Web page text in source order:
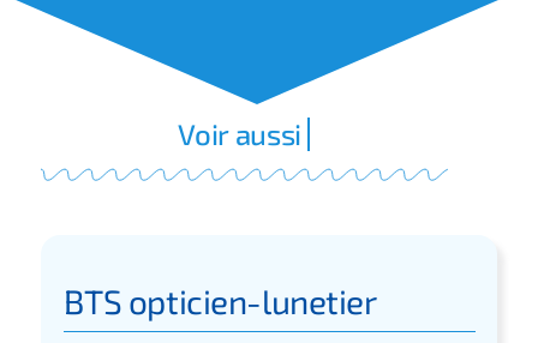
BTS opticien-lunetier